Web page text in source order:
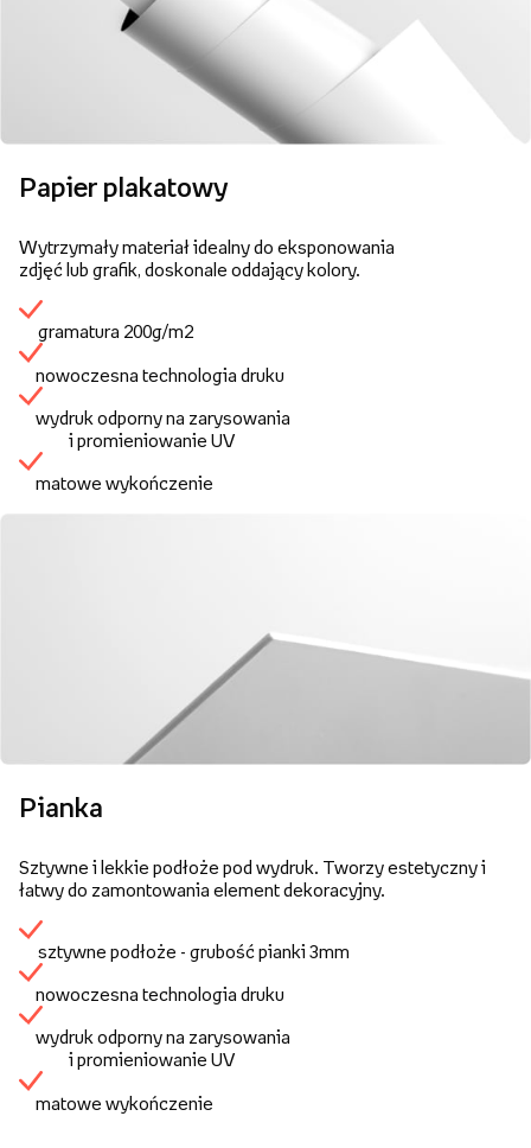
Papier plakatowy
Wytrzymały materiał idealny do eksponowania
zdjęć lub grafik, doskonale oddający kolory.
gramatura 200g/m2
nowoczesna technologia druku
wydruk odporny na zarysowania
i promieniowanie UV
matowe wykończenie
Pianka
Sztywne i lekkie podłoże pod wydruk. Tworzy estetyczny i
łatwy do zamontowania element dekoracyjny.
sztywne podłoże - grubość pianki 3mm
nowoczesna technologia druku
wydruk odporny na zarysowania
i promieniowanie UV
matowe wykończenie